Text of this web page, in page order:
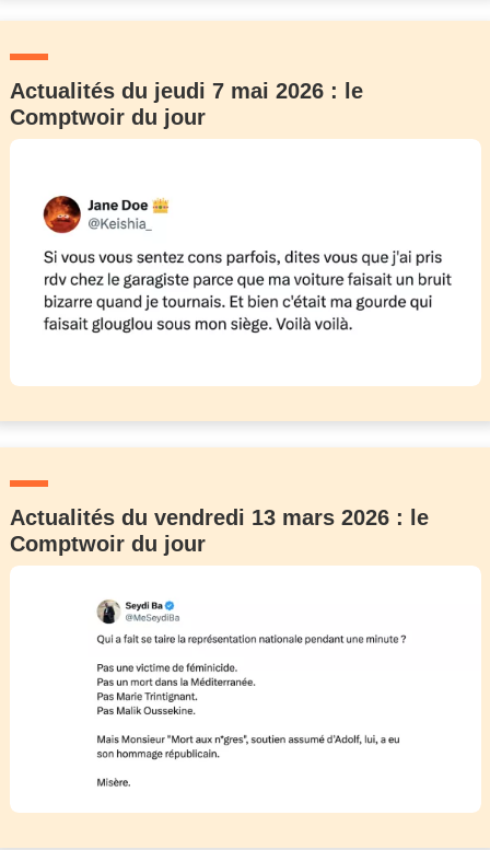
Actualités du jeudi 7 mai 2026 : le
Comptwoir du jour
Actualités du vendredi 13 mars 2026 : le
Comptwoir du jour